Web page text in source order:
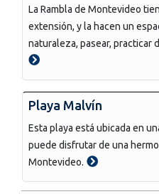
La Rambla de Montevideo
extensión, y la hacen un
naturaleza, pasear, practicar
Playa Malvín
Esta playa está ubicada en
puede disfrutar de una
Montevideo.